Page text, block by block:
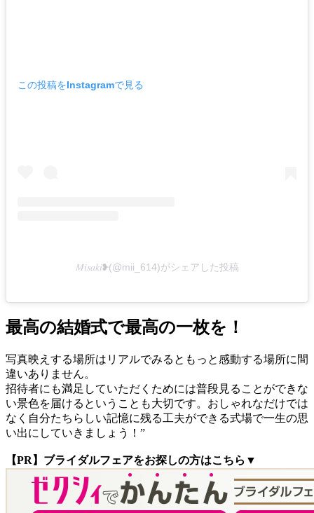
この投稿をInstagramで見る
𝑀𝑖𝑠𝑎𝑘𝑖❥(@mii_614)がシェアした投稿
最高の結婚式で最高の一枚を！
写真映えする場所はリアルでみるともっと感動する場所に間
違いありません。
招待者にも満足していただくためには普段見ることができな
い景色を届けるということも大切です。おしゃれなだけでは
なく自分たちらしい記憶に残る工夫ができる式場で一生の思
い出にしていきましょう！”
【PR】ブライダルフェアをお探しの方はこちら▼